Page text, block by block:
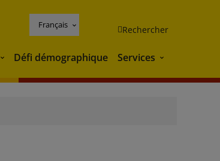
Français Rechercher
Environnement
Défi démographique Services Services